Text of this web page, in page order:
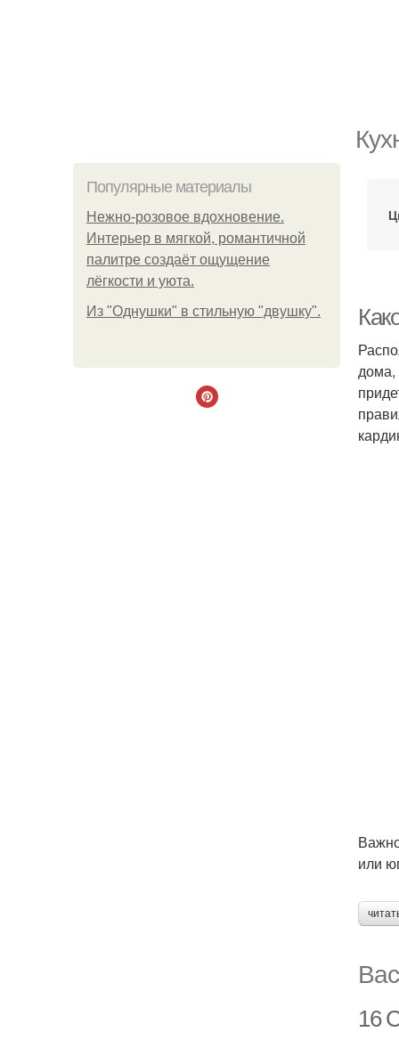
Популярные материалы
Нежно-розовое вдохновение.
Интерьер в мягкой, романтичной
палитре создаёт ощущение
лёгкости и уюта.
Из "Однушки" в стильную "двушку".
дома,
или
16